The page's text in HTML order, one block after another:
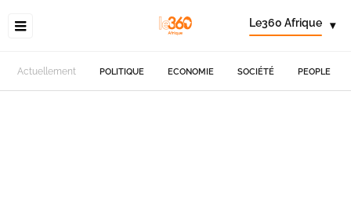
Le360 Afrique ▾
Actuellement POLITIQUE ECONOMIE SOCIÉTÉ PEOPLE